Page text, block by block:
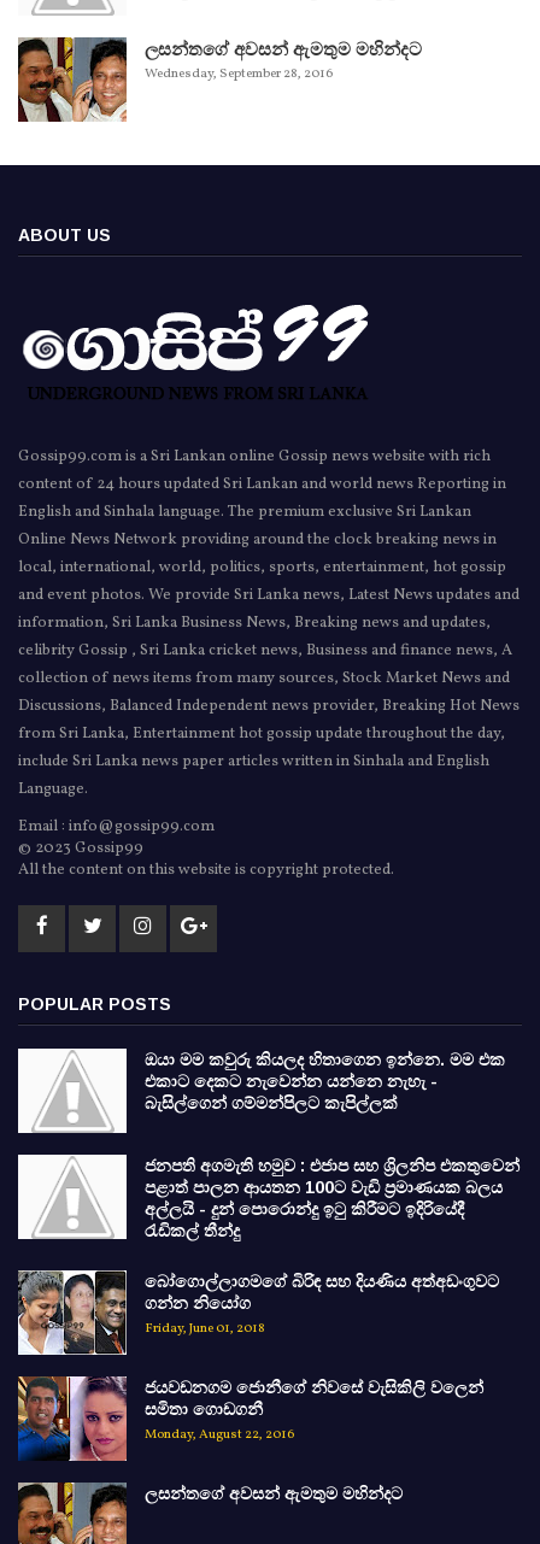
ලසන්තගේ අවසන් ඇමතුම මහින්දට
Wednesday, September 28, 2016
ABOUT US
Gossip99.com is a Sri Lankan online Gossip news website with rich
content of 24 hours updated Sri Lankan and world news Reporting in
English and Sinhala language. The premium exclusive Sri Lankan
Online News Network providing around the clock breaking news in
local, international, world, politics, sports, entertainment, hot gossip
and event photos. We provide Sri Lanka news, Latest News updates and
information, Sri Lanka Business News, Breaking news and updates,
celibrity Gossip , Sri Lanka cricket news, Business and finance news, A
collection of news items from many sources, Stock Market News and
Discussions, Balanced Independent news provider, Breaking Hot News
from Sri Lanka, Entertainment hot gossip update throughout the day,
include Sri Lanka news paper articles written in Sinhala and English
Language.
Email : info@gossip99.com
© 2023 Gossip99
All the content on this website is copyright protected.
POPULAR POSTS
ඔයා මම කවුරු කියලද හිතාගෙන ඉන්නෙ. මම එක
එකාට දෙකට නැවෙන්න යන්නෙ නැහැ -
බැසිල්ගෙන් ගම්මන්පිලට කැපිල්ලක්
ජනපති අගමැති හමුව : එජාප සහ ශ්‍රිලනිප එකතුවෙන්
පළාත් පාලන ආයතන 100ට වැඩි ප්‍රමාණයක බලය
අල්ලයි - දුන් පොරොන්දු ඉටු කිරීමට ඉදිරියේදී
රැඩිකල් තීන්දු
බෝගොල්ලාගමගේ බිරිඳ සහ දියණිය අත්අඩංගුවට
ගන්න නියෝග
Friday, June 01, 2018
ජයවඩනගම ජොනීගේ නිවසේ වැසිකිලි වලෙන්
සමිතා ගොඩගනී
Monday, August 22, 2016
ලසන්තගේ අවසන් ඇමතුම මහින්දට